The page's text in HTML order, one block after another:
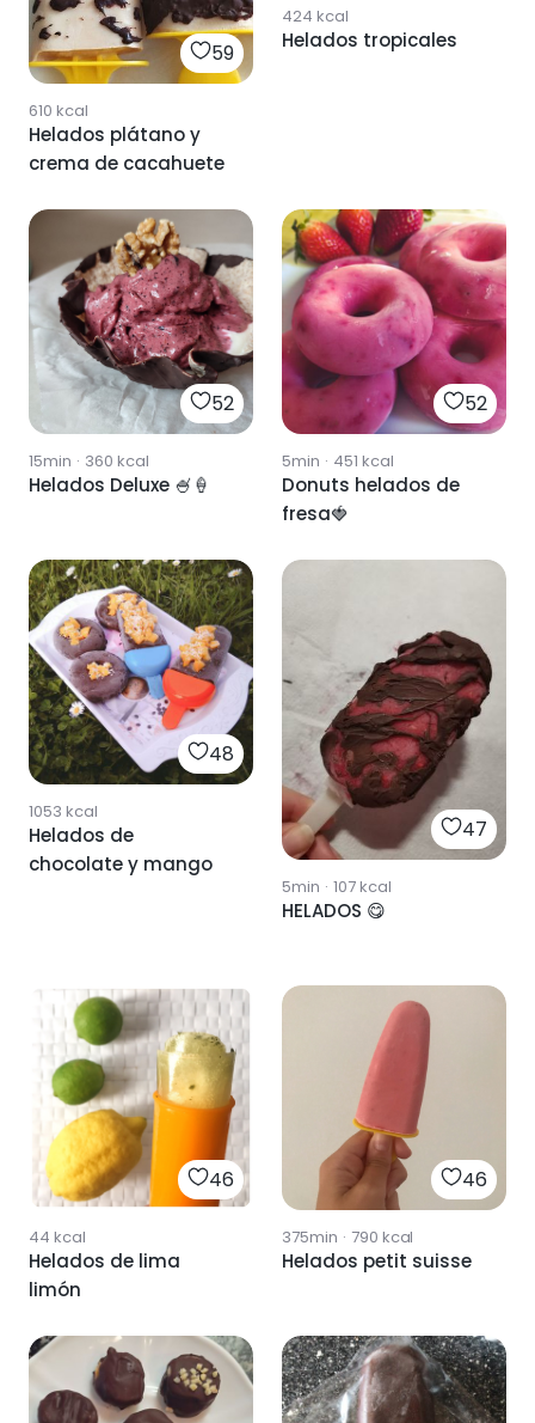
59
610 kcal
Helados plátano y
crema de cacahuete
424 kcal
Helados tropicales
52
15min · 360 kcal
Helados Deluxe 🍧🍦
52
5min · 451 kcal
Donuts helados de
fresa🍓
48
1053 kcal
Helados de
chocolate y mango
47
5min · 107kcal
HELADOS 😋
46
44 kcal
Helados de lima
limón
46
375min · 790 kcal
Helados petit suisse